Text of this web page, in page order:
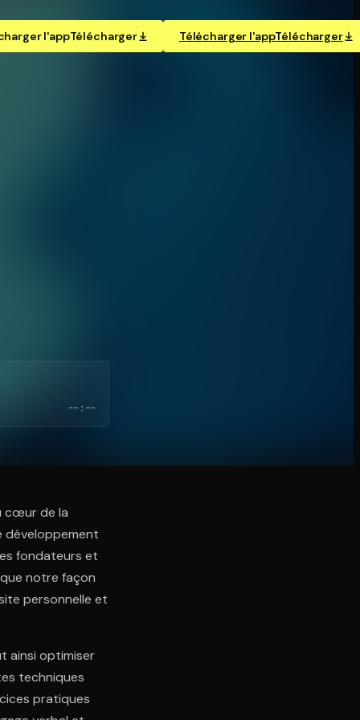
l'appTélécharger Télécharger l'appTélécharger
--:--
cœur de la
développement
fondateurs et
notre façon
personnelle et
ainsi optimiser
techniques
pratiques